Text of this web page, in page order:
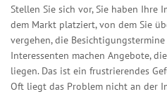
Stellen Sie sich vor, Sie haben Ihre
dem Markt platziert, von dem Sie
vergehen, die
Interessenten machen Angebote,
liegen. Das ist ein frustrierendes
Oft liegt das Problem nicht an der